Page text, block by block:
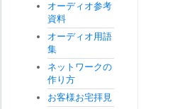
オーディオ参考
資料
オーディオ用語
集
ネットワークの
作り方
お客様お宅拝見